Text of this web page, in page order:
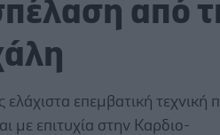
από
ελάχιστα επεμβατική τεχνική
με επιτυχία στην Καρδιο-